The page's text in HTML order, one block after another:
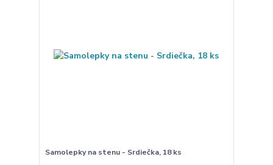
Samolepky na stenu - Srdiečka, 18 ks